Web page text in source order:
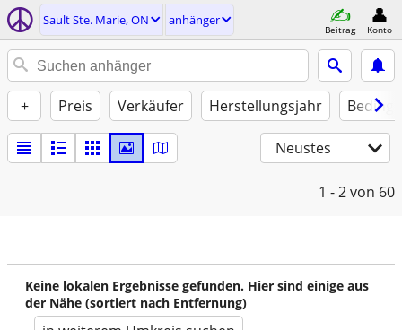
Sault Ste. Marie, ON anhänger
Beitrag Konto
+ Preis Verkäufer Herstellungsjahr
Neustes
1 - 2von 60
Keine lokalen Ergebnisse gefunden. Hier sind einige aus
der Nähe (sortiert nach Entfernung)